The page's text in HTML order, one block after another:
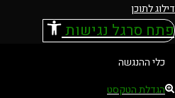
דילוג לתוכן
פתח סרגל נגישות
כלי ההנגשה
הגדלת הטקסט